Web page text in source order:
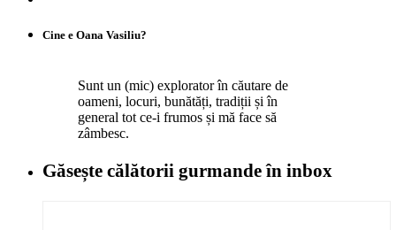
Cine e Oana Vasiliu?
Sunt un (mic) explorator în căutare de
oameni, locuri, bunătăți, tradiții și în
general tot ce-i frumos și mă face să
zâmbesc.
Găsește călătorii gurmandeîn inbox